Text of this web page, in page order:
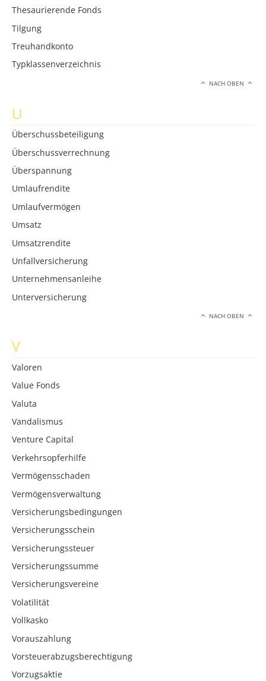
Thesaurierende Fonds
Tilgung
Treuhandkonto
Typklassenverzeichnis
NACH OBEN
U
Überschussbeteiligung
Überschussverrechnung
Überspannung
Umlaufrendite
Umlaufvermögen
Umsatz
Umsatzrendite
Unfallversicherung
Unternehmensanleihe
Unterversicherung
NACH OBEN
V
Valoren
Value Fonds
Valuta
Vandalismus
Venture Capital
Verkehrsopferhilfe
Vermögensschaden
Vermögensverwaltung
Versicherungsbedingungen
Versicherungsschein
Versicherungssteuer
Versicherungssumme
Versicherungsvereine
Volatilität
Vollkasko
Vorauszahlung
Vorsteuerabzugsberechtigung
Vorzugsaktie